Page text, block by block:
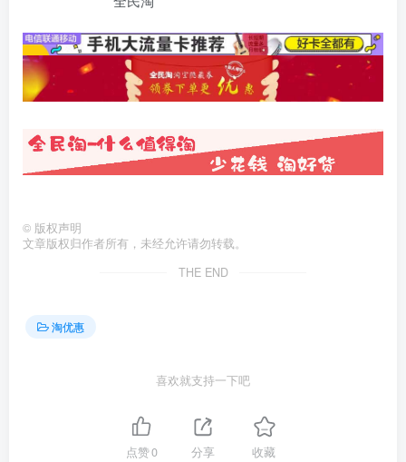
© 版权声明
文章版权归作者所有，未经允许请勿转载。
THE END
淘优惠
喜欢就支持一下吧
点赞0 分享 收藏